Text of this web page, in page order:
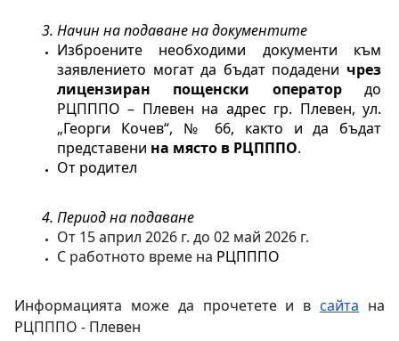
Начин на подаване на документите
Изброените необходими документи към
заявлението могат да бъдат подадени чрез
лицензиран пощенски оператор до
РЦПППО – Плевен на адрес гр. Плевен, ул.
„Георги Кочев“, № 66, както и да бъдат
представени на място в РЦПППО.
От родител
Период на подаване
От 15 април 2026 г. до 02 май 2026 г.
С работното време на РЦПППО
Информацията може да прочетете и в сайта на
РЦПППО - Плевен